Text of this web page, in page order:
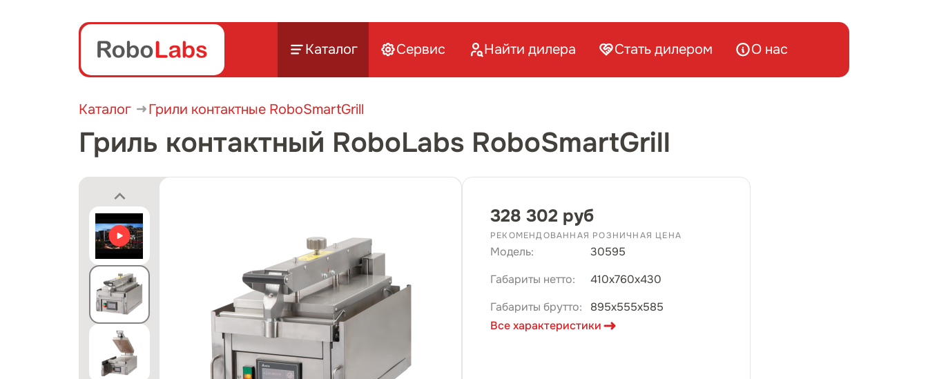
Каталог Сервис Найти дилера Стать дилером О нас
Каталог Грили контактные RoboSmartGrill
Гриль контактный RoboLabs RoboSmartGrill
328 302 руб
РЕКОМЕНДОВАННАЯ РОЗНИЧНАЯ ЦЕНА
Модель:
30595
Габариты нетто:
410х760х430
Габариты брутто:
895х555х585
Все характеристики